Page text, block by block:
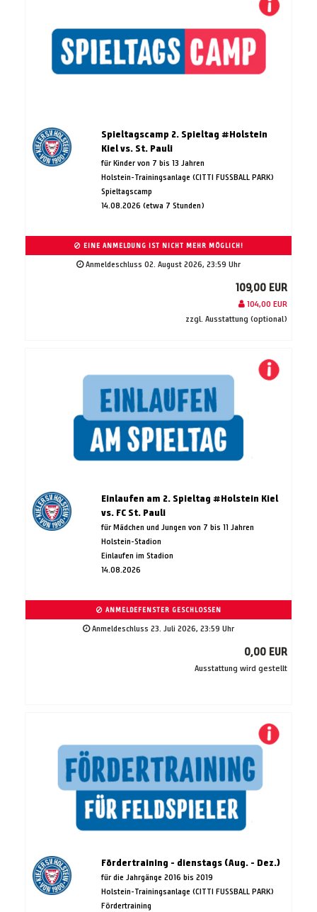
Spieltagscamp 2. Spieltag #Holstein
Kiel vs. St. Pauli
für Kinder von 7 bis 13 Jahren
Holstein-Trainingsanlage (CITTI FUSSBALL PARK)
Spieltagscamp
14.08.2026 (etwa 7 Stunden)
EINE ANMELDUNG IST NICHT MEHR MÖGLICH!
Anmeldeschluss 02. August 2026, 23:59 Uhr
109,00 EUR
104,00 EUR
zzgl. Ausstattung (optional)
Einlaufen am 2. Spieltag #Holstein Kiel
vs. FC St. Pauli
für Mädchen und Jungen von 7 bis 11 Jahren
Holstein-Stadion
Einlaufen im Stadion
14.08.2026
ANMELDEFENSTER GESCHLOSSEN
Anmeldeschluss 23. Juli 2026, 23:59 Uhr
0,00 EUR
Ausstattung wird gestellt
Fördertraining - dienstags (Aug. - Dez.)
für die Jahrgänge 2016 bis 2019
Holstein-Trainingsanlage (CITTI FUSSBALL PARK)
Fördertraining